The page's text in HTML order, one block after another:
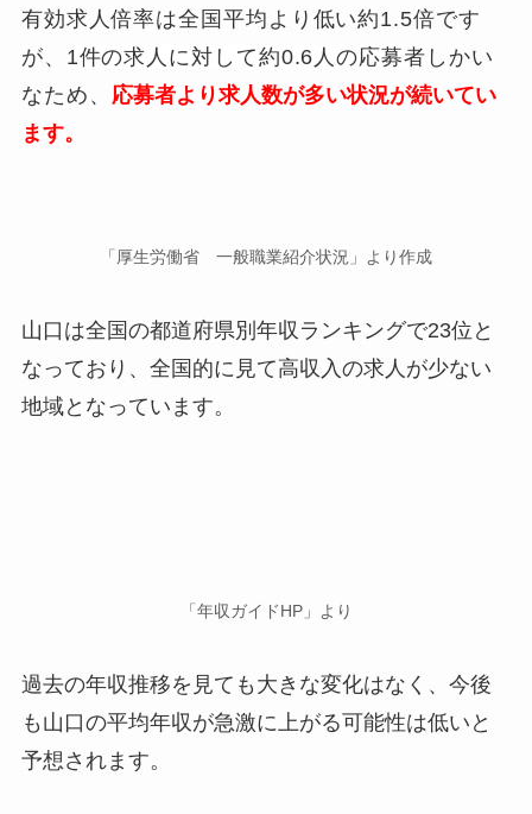
有効求人倍率は全国平均より低い約1.5倍です
が、 1件の求人に対して約0.6人の応募者 しかい
なため、 応募者より求人数が多い状況が続いてい
ます。
「厚生労働省 一般職業紹介状況」より作成
山口は全国の都道府県別年収ランキングで23位と
なっており、全国的に見て高収入の求人が少ない
地域となっています。
「年収ガイドHP」より
過去の年収推移を見ても大きな変化はなく、今後
も山口の平均年収が急激に上がる可能性は低いと
予想されます。